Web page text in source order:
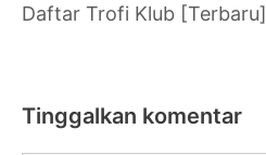
Daftar Trofi Klub [Terbaru]
Tinggalkan komentar